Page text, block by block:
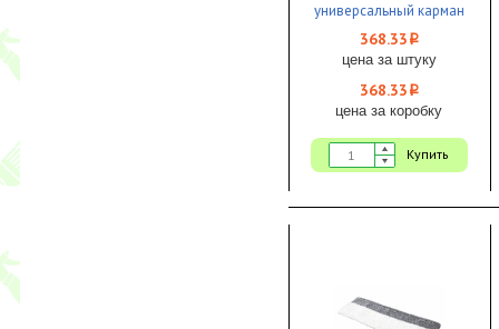
универсальный карман
+ язык 1/25
368.33 i
цена за штуку
368.33 i
цена за коробку
Купить